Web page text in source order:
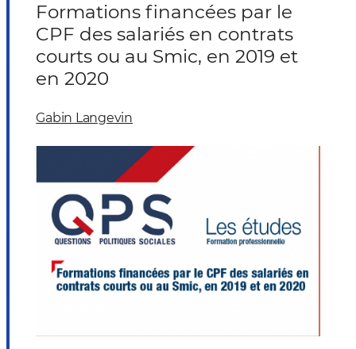
Formations financées par le
CPF des salariés en contrats
courts ou au Smic, en 2019 et
en 2020
Gabin Langevin